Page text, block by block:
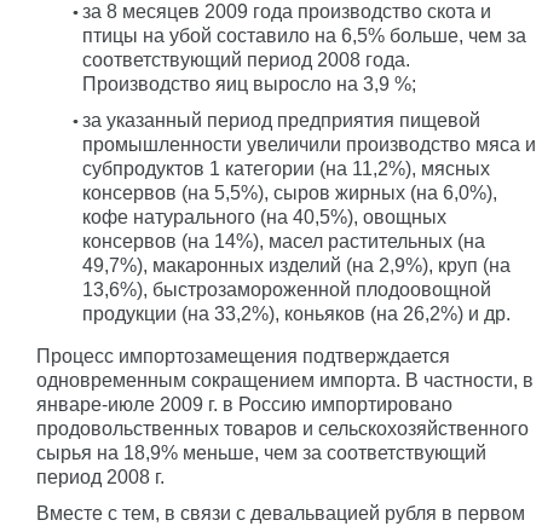
за 8 месяцев 2009 года производство скота и
птицы на убой составило на 6,5% больше, чем за
соответствующий период 2008 года.
Производство яиц выросло на 3,9 %;
за указанный период предприятия пищевой
промышленности увеличили производство мяса и
субпродуктов 1 категории (на 11,2%), мясных
консервов (на 5,5%), сыров жирных (на 6,0%),
кофе натурального (на 40,5%), овощных
консервов (на 14%), масел растительных (на
49,7%), макаронных изделий (на 2,9%), круп (на
13,6%), быстрозамороженной плодоовощной
продукции (на 33,2%), коньяков (на 26,2%) и др.
Процесс импортозамещения подтверждается
одновременным сокращением импорта. В частности, в
январе-июле 2009 г. в Россию импортировано
продовольственных товаров и сельскохозяйственного
сырья на 18,9% меньше, чем за соответствующий
период 2008 г.
Вместе с тем, в связи с девальвацией рубля в первом